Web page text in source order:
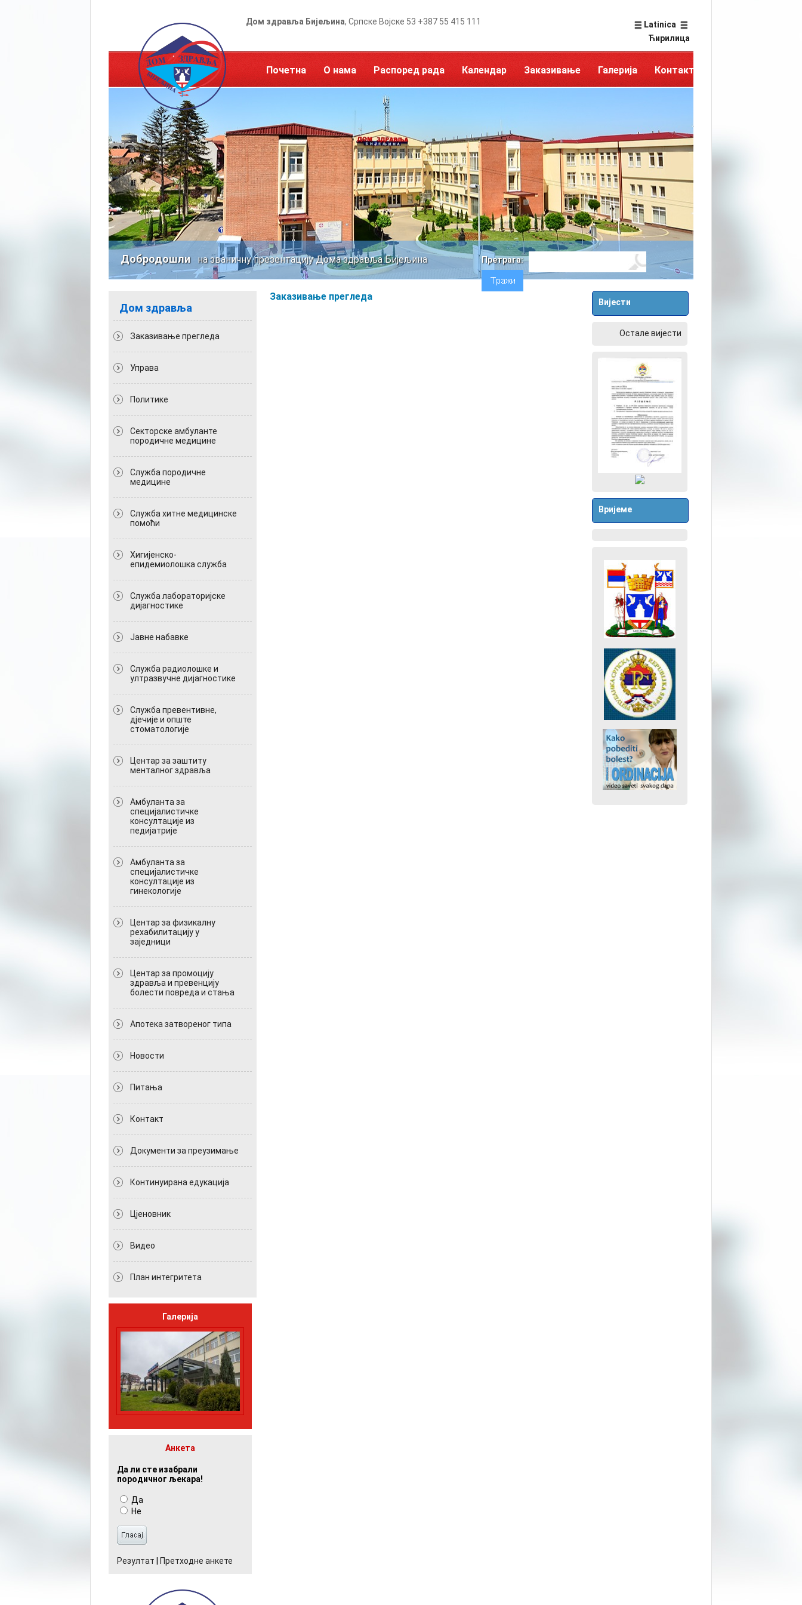
Дом здравља Бијељина, Српске Војске 53 +387 55 415 111
Latinica
Ћирилица
Почетна О нама Распоред рада Календар Заказивање Галерија Контакт
Добродошлина званичну презентацију Дома здравља Бијељина Претрага:
Дом здравља
Заказивање прегледа
Управа
Политикe
Секторске амбуланте
породичне медицине
Служба породичне
медицине
Служба хитне медицинске
помоћи
Хигијенско-
епидемиолошка служба
Служба лабораторијске
дијагностике
Јавне набавке
Служба радиолошке и
ултразвучне дијагностике
Служба превентивне,
дјечије и опште
стоматологије
Центар за заштиту
менталног здравља
Амбуланта за
специјалистичке
консултације из
педијатрије
Амбуланта за
специјалистичке
консултације из
гинекологије
Центар за физикалну
рехабилитацију у
заједници
Центар за промоцију
здравља и превенцију
болести повреда и стања
Апотека затвореног типа
Новости
Питања
Контакт
Документи за преузимање
Континуирана едукација
Цјеновник
Видео
План интегритета
Галерија
Анкета
Да ли сте изабрали
породичног љекара!
Да
Не
Резултат Претходне анкете
Заказивање прегледа Вијести
Остале вијести
Вријеме